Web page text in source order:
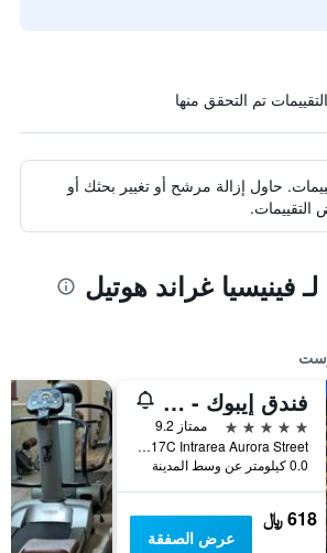
حاول إزالة مرشح أو تغيير بحثك أو
فينيسيا غراند هوتيل
فندق إيبوك - رولي ىند شاتو
5 نجوم
ممتاز 9.2
17C Intrarea Aurora Street, بوخارست, رومانيا
0.0 كيلومتر عن وسط المدينة
618 ﷼
عرض الصفقة